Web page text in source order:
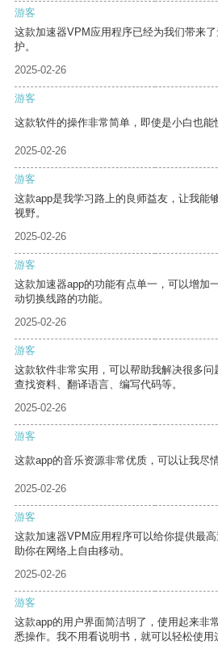
游客
这款加速器VPM应用程序已经为我们带来
护。
2025-02-26
游客
这款软件的操作非常简单，即使是小白也能
2025-02-26
游客
这款app是我学习路上的良师益友，让我能
视野。
2025-02-26
游客
这款加速器app的功能有点单一，可以增加
动切换线路的功能。
2025-02-26
游客
这款软件非常实用，可以帮助我解决很多
查找资料、翻译语言、编写代码等。
2025-02-26
游客
这款app的音乐资源非常优质，可以让我尽
2025-02-26
游客
这款加速器VPM应用程序可以给你提供最
助你在网络上自由移动。
2025-02-26
游客
这款app的用户界面简洁明了，使用起来非
悉操作。我不用看说明书，就可以轻松使用